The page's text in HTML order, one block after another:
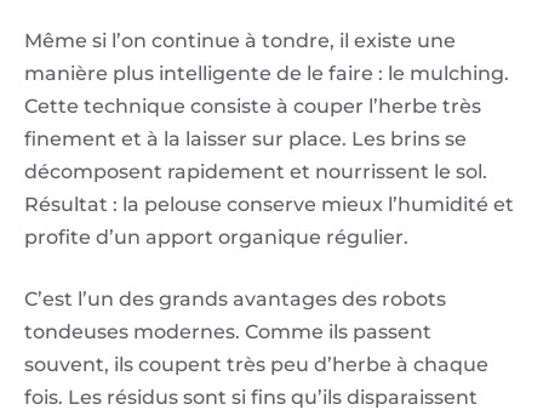
Même si l’on continue à tondre, il existe une
manière plus intelligente de le faire : le mulching.
Cette technique consiste à couper l’herbe très
finement et à la laisser sur place. Les brins se
décomposent rapidement et nourrissent le sol.
Résultat : la pelouse conserve mieux l’humidité et
profite d’un apport organique régulier.
C’est l’un des grands avantages des robots
tondeuses modernes. Comme ils passent
souvent, ils coupent très peu d’herbe à chaque
fois. Les résidus sont si fins qu’ils disparaissent